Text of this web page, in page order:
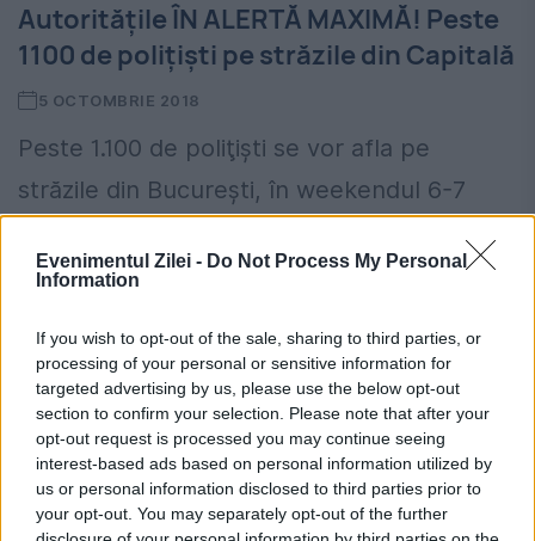
Evenimentul Zilei - Do Not Process My Personal
Information
If you wish to opt-out of the sale, sharing to third parties, or
processing of your personal or sensitive information for
targeted advertising by us, please use the below opt-out
section to confirm your selection. Please note that after your
opt-out request is processed you may continue seeing
interest-based ads based on personal information utilized by
us or personal information disclosed to third parties prior to
your opt-out. You may separately opt-out of the further
Autoritățile ÎN ALERTĂ MAXIMĂ! Peste
1100 de polițiști pe străzile din Capitală
5 OCTOMBRIE 2018
Peste 1.100 de poliţişti se vor afla pe
străzile din București, în weekendul 6-7
şi protecţia la cele 795 de secţii de...